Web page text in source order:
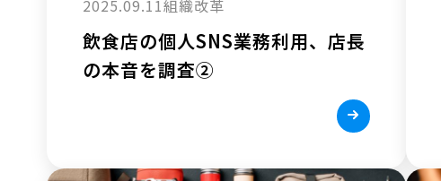
2025.09.11組織改革
飲食店の個人SNS業務利用、店長
の本音を調査②